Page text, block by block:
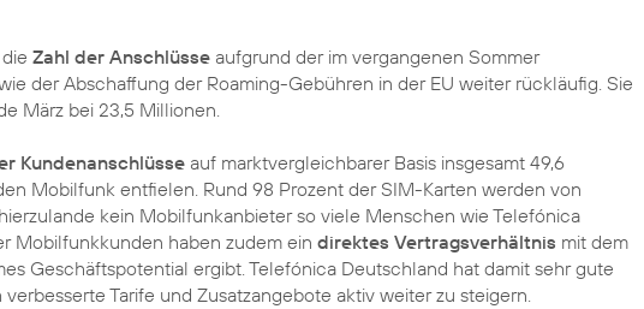
Zahl der Anschlüsse aufgrund der im vergangenen Sommer
der Abschaffung der Roaming-Gebühren in der EU weiter rückläufig. Sie
März bei 23,5 Millionen.
Kundenanschlüsse auf marktvergleichbarer Basis insgesamt 49,6
Mobilfunk entfielen. Rund 98 Prozent der SIM-Karten werden von
kein Mobilfunkanbieter so viele Menschen wie Telefónica
Mobilfunkkunden haben zudem ein direktes Vertragsverhältnis mit dem
Geschäftspotential ergibt. Telefónica Deutschland hat damit sehr gute
Tarife und Zusatzangebote aktiv weiter zu steigern.